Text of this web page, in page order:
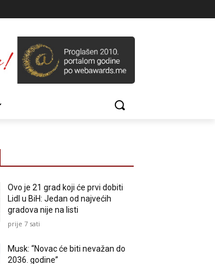
Ovo je 21 grad koji će prvi dobiti
Lidl u BiH: Jedan od najvećih
gradova nije na listi
prije 7 sati
Musk: “Novac će biti nevažan do
2036. godine”